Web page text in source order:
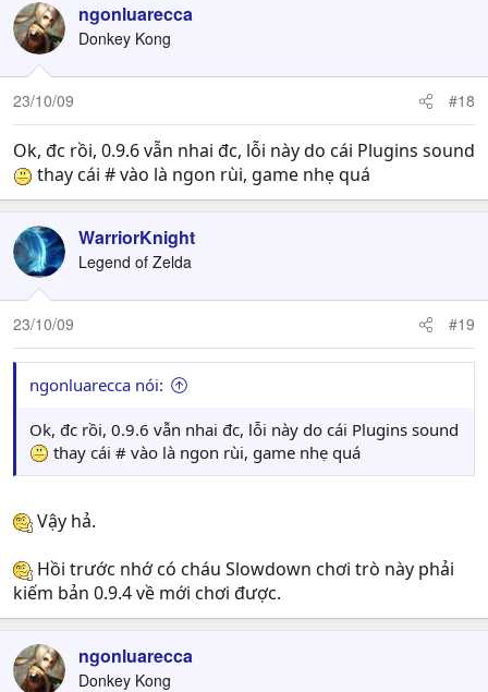
ngonluarecca
Donkey Kong
23/10/09 #18
Ok, đc rồi, 0.9.6 vẫn nhai đc, lỗi này do cái Plugins sound
thay cái # vào là ngon rùi, game nhẹ quá
WarriorKnight
Legend of Zelda
23/10/09 #19
ngonluarecca nói:
Ok, đc rồi, 0.9.6 vẫn nhai đc, lỗi này do cái Plugins sound
thay cái # vào là ngon rùi, game nhẹ quá
Vậy hả.
Hồi trước nhớ có cháu Slowdown chơi trò này phải
kiếm bản 0.9.4 về mới chơi được.
ngonluarecca
Donkey Kong